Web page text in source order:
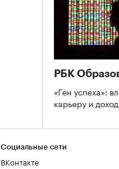
РБК
«Ген успеха»:
карьеру и доход
Социальные сети
ВКонтакте